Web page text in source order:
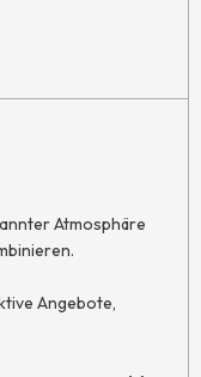
Atmosphäre
Angebote,